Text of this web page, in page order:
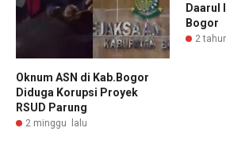
Oknum ASN di Kab.Bogor
Diduga Korupsi Proyek
RSUD Parung
2 minggu lalu
Daarul
Bogor
2